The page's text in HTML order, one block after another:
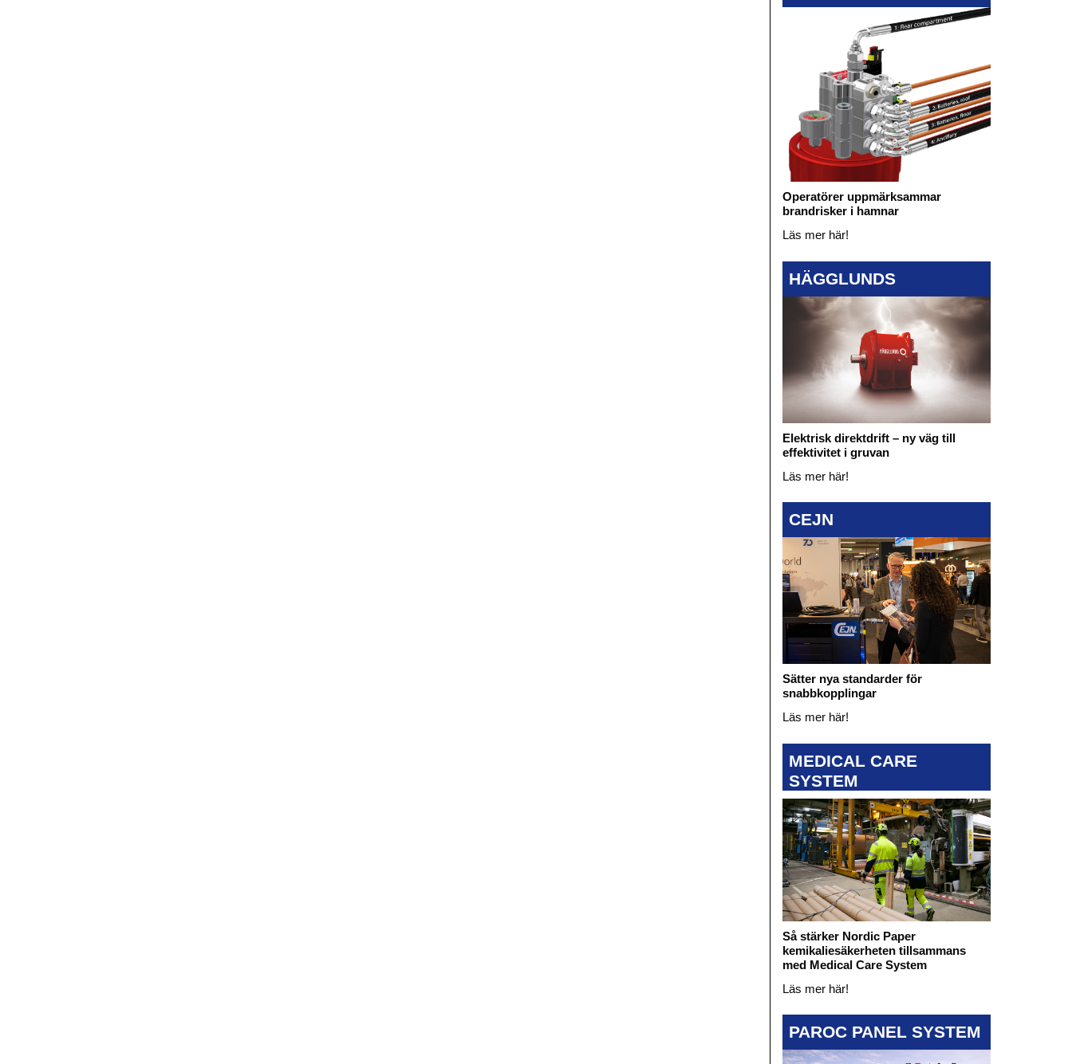
Operatörer uppmärksammar
brandrisker i hamnar
Läs mer här!
HÄGGLUNDS
Elektrisk direktdrift – ny väg till
effektivitet i gruvan
Läs mer här!
CEJN
Sätter nya standarder för
snabbkopplingar
Läs mer här!
MEDICAL CARE
SYSTEM
Så stärker Nordic Paper
kemikaliesäkerheten tillsammans
med Medical Care System
Läs mer här!
PAROC PANEL SYSTEM